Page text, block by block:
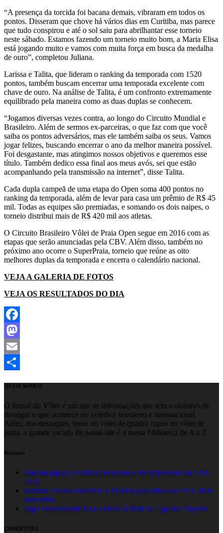
“A presença da torcida foi bacana demais, vibraram em todos os
pontos. Disseram que chove há vários dias em Curitiba, mas parece
que tudo conspirou e até o sol saiu para abrilhantar esse torneio
neste sábado. Estamos fazendo um torneio muito bom, a Maria Elisa
está jogando muito e vamos com muita força em busca da medalha
de ouro”, completou Juliana.
Larissa e Talita, que lideram o ranking da temporada com 1520
pontos, também buscam encerrar uma temporada excelente com
chave de ouro. Na análise de Talita, é um confronto extremamente
equilibrado pela maneira como as duas duplas se conhecem.
“Jogamos diversas vezes contra, ao longo do Circuito Mundial e
Brasileiro. Além de sermos ex-parceiras, o que faz com que você
saiba os pontos adversários, mas ele também saiba os seus. Vamos
jogar felizes, buscando encerrar o ano da melhor maneira possível.
Foi desgastante, mas atingimos nossos objetivos e queremos esse
título. Também dedico essa final aos meus avós, sei que estão
acompanhando pela transmissão na internet”, disse Talita.
Cada dupla campeã de uma etapa do Open soma 400 pontos no
ranking da temporada, além de levar para casa um prêmio de R$ 45
mil. Todas as equipes são premiadas, e somando os dois naipes, o
torneio distribui mais de R$ 420 mil aos atletas.
O Circuito Brasileiro Vôlei de Praia Open segue em 2016 com as
etapas que serão anunciadas pela CBV. Além disso, também no
próximo ano ocorre o SuperPraia, torneio que reúne as oito
melhores duplas da temporada e encerra o calendário nacional.
VEJA A GALERIA DE FOTOS
VEJA OS RESULTADOS DO DIA
Facebook
Mastodon
Email
QUEM SOMOS
O Jornal do Vôlei é um site de informações que tem o objetivo de
divulgar o que acontece no voleibol brasileiro e internacional.
Além, dos destaques, tanto no vôlei de quadra como no vôlei de
praia, a grande sacada de nosso site é a nossa biblioteca de A a Z
Recentes
Em um jogaço, Polônia conquista o tricampeonato da VNL
2026
Estados Unidos desafiam a Polônia pelo título da VNL 2026
masculina
Jogo emocionante leva o Brasil à final da Liga das Nações
COBERTURA